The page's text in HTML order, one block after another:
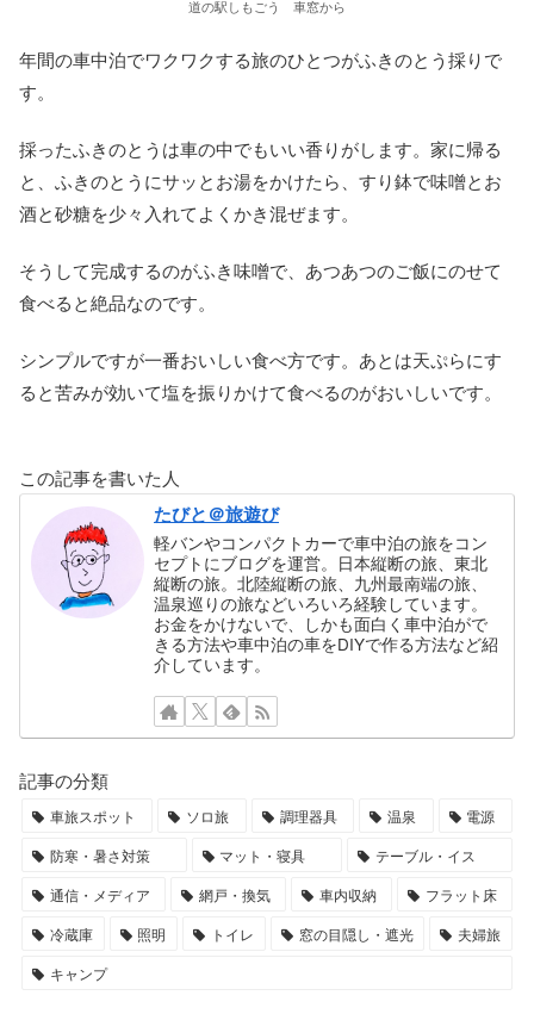
道の駅しもごう 車窓から
年間の車中泊でワクワクする旅のひとつがふきのとう採りで
す。
採ったふきのとうは車の中でもいい香りがします。家に帰る
と、ふきのとうにサッとお湯をかけたら、すり鉢で味噌とお
酒と砂糖を少々入れてよくかき混ぜます。
そうして完成するのがふき味噌で、あつあつのご飯にのせて
食べると絶品なのです。
シンプルですが一番おいしい食べ方です。あとは天ぷらにす
ると苦みが効いて塩を振りかけて食べるのがおいしいです。
この記事を書いた人
たびと＠旅遊び
軽バンやコンパクトカーで車中泊の旅をコン
セプトにブログを運営。日本縦断の旅、東北
縦断の旅。北陸縦断の旅、九州最南端の旅、
温泉巡りの旅などいろいろ経験しています。
お金をかけないで、しかも面白く車中泊がで
きる方法や車中泊の車をDIYで作る方法など紹
介しています。
記事の分類
車旅スポット ソロ旅 調理器具 温泉
電源
防寒・暑さ対策
マット・寝具
テーブル・イス
通信・メディア
網戸・換気 車内収納
フラット床
冷蔵庫
照明 トイレ 窓の目隠し・遮光
夫婦旅
キャンプ